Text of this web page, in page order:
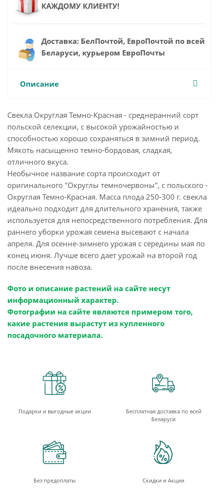
КАЖДОМУ КЛИЕНТУ!
Доставка: БелПочтой, ЕвроПочтой по всей
Беларуси, курьером ЕвроПочты
Описание
Свекла Округлая Темно-Красная - среднеранний сорт
польской селекции, с высокой урожайностью и
способностью хорошо сохраняться в зимний период.
Мякоть насыщенно темно-бордовая, сладкая,
отличного вкуса.
Необычное название сорта происходит от
оригинального "Округлы темночервоны", с польского -
Округлая Темно-Красная. Масса плода 250-300 г. свекла
идеально подходит для длительного хранения, также
используется для непосредственного потребления. Для
раннего уборки урожая семена высевают с начала
апреля. Для осенне-зимнего урожая с середины мая по
конец июня. Лучше всего дает урожай на второй год
после внесения навоза.
Фото и описание растений на сайте несут
информационный характер.
Фотографии на сайте являются примером того,
какие растения вырастут из купленного
посадочного материала.
Подарки и выгодные акции
Бесплатная доставка по всей
Беларуси
Без предоплаты Скидки и Акции